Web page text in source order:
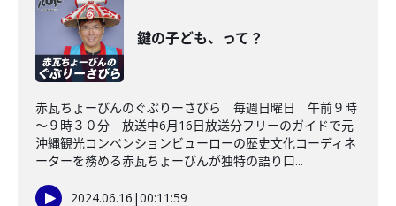
鍵の子ども、って？
赤瓦ちょーびんのぐぶりーさびら 毎週日曜日 午前９時
～９時３０分 放送中6月16日放送分フリーのガイドで元
沖縄観光コンベンションビューローの歴史文化コーディネ
ーターを務める赤瓦ちょーびんが独特の語り口...
2024.06.16 |00:11:59